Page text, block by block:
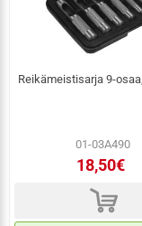
Reikämeistisarja 9-
01-03A490
18,50€
d